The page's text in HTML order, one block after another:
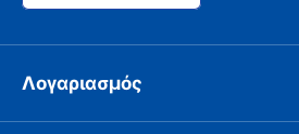
Λογαριασμός